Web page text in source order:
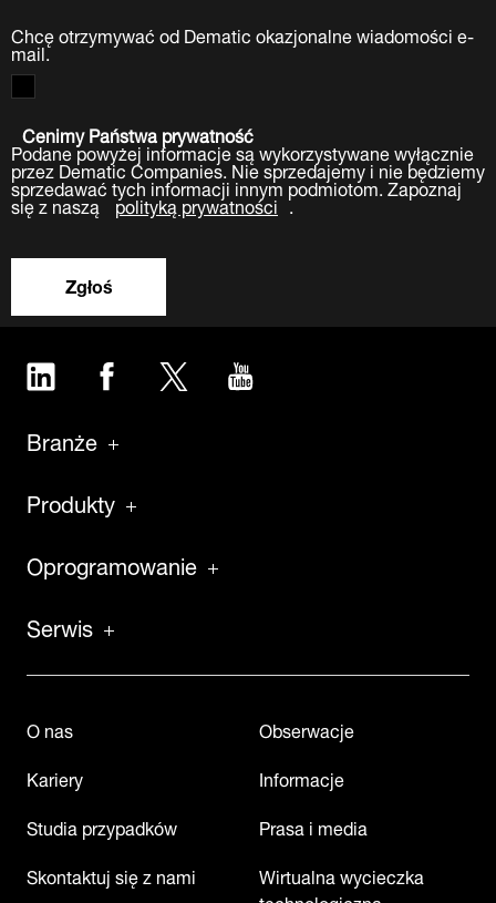
Chcę otrzymywać od Dematic okazjonalne wiadomości e-
mail.
Cenimy Państwa prywatność
Podane powyżej informacje są wykorzystywane wyłącznie
przez Dematic Companies. Nie sprzedajemy i nie będziemy
sprzedawać tych informacji innym podmiotom. Zapoznaj
się z naszą polityką prywatności .
Zgłoś
LinkedIn Facebook Twitter
Branże
Produkty
Oprogramowanie
Serwis
O nas
Kariery
Studia przypadków
Skontaktuj się z nami
Obserwacje
Informacje
Prasa i media
Wirtualna wycieczka